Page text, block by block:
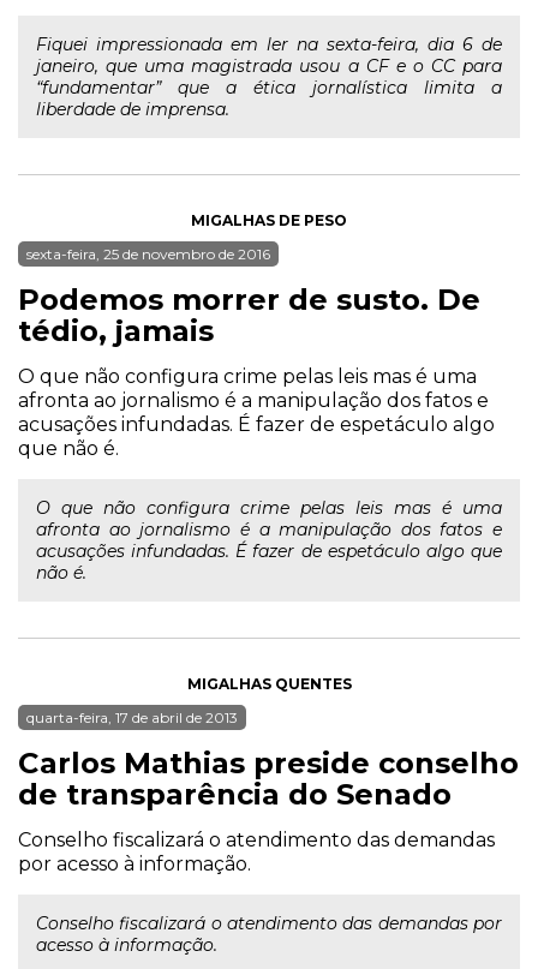
Fiquei impressionada em ler na sexta-feira, dia 6 de
janeiro, que uma magistrada usou a CF e o CC para
“fundamentar” que a ética jornalística limita a
liberdade de imprensa.
MIGALHAS DE PESO
sexta-feira, 25 de novembro de 2016
Podemos morrer de susto. De
tédio, jamais
O que não configura crime pelas leis mas é uma
afronta ao jornalismo é a manipulação dos fatos e
acusações infundadas. É fazer de espetáculo algo
que não é.
O que não configura crime pelas leis mas é uma
afronta ao jornalismo é a manipulação dos fatos e
acusações infundadas. É fazer de espetáculo algo que
não é.
MIGALHAS QUENTES
quarta-feira, 17 de abril de 2013
Carlos Mathias preside conselho
de transparência do Senado
Conselho fiscalizará o atendimento das demandas
por acesso à informação.
Conselho fiscalizará o atendimento das demandas por
acesso à informação.